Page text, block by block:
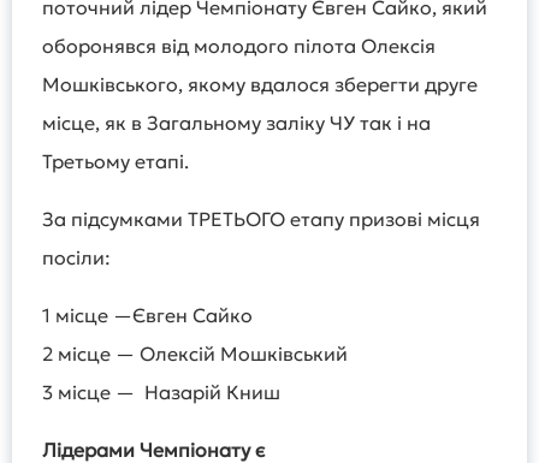
поточний лідер Чемпіонату Євген Сайко, який
оборонявся від молодого пілота Олексія
Мошківського, якому вдалося зберегти друге
місце, як в Загальному заліку ЧУ так і на
Третьому етапі.
За підсумками ТРЕТЬОГО етапу призові місця
посіли:
1 місце —Євген Сайко
2 місце — Олексій Мошківський
3 місце — Назарій Книш
Лідерами Чемпіонату є